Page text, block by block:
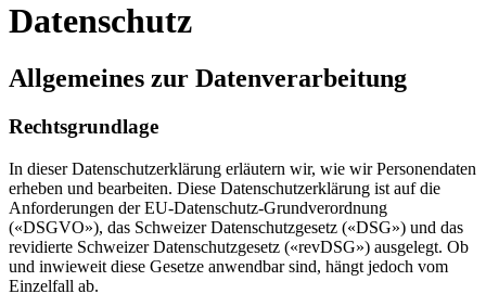
Datenschutz
Allgemeines zur Datenverarbeitung
Rechtsgrundlage
In dieser Datenschutzerklärung erläutern wir, wie wir Personendaten
erheben und bearbeiten. Diese Datenschutzerklärung ist auf die
Anforderungen der EU-Datenschutz-Grundverordnung
(«DSGVO»), das Schweizer Datenschutzgesetz («DSG») und das
revidierte Schweizer Datenschutzgesetz («revDSG») ausgelegt. Ob
und inwieweit diese Gesetze anwendbar sind, hängt jedoch vom
Einzelfall ab.